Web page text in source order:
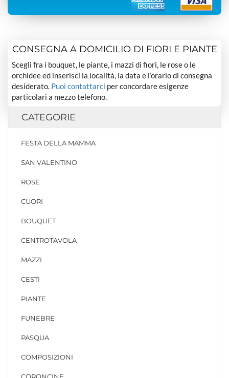
CONSEGNA A DOMICILIO DI FIORI E PIANTE
Scegli fra i bouquet, le piante, i mazzi di fiori, le rose o le
orchidee ed inserisci la località, la data e l’orario di consegna
desiderato. Puoi contattarci per concordare esigenze
particolari a mezzo telefono.
CATEGORIE
FESTA DELLA MAMMA
SAN VALENTINO
ROSE
CUORI
BOUQUET
CENTROTAVOLA
MAZZI
CESTI
PIANTE
FUNEBRE
PASQUA
COMPOSIZIONI